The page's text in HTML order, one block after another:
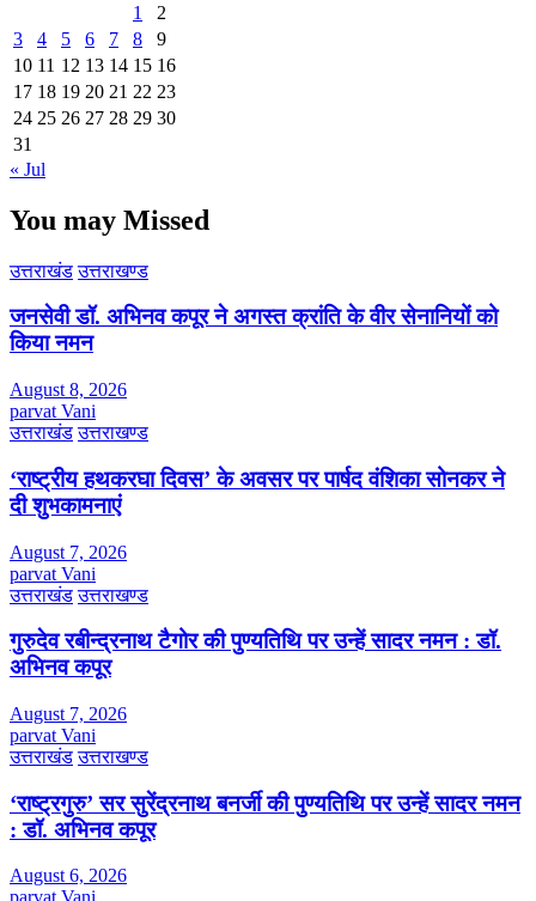
1
2
3
4 5 6 7 8
9
10 11 12 13 14 15 16
17 18 19 20 21 22 23
24 25 26 27 28 29 30
31
« Jul
You may Missed
उत्तराखंड उत्तराखण्ड
जनसेवी डॉ. अभिनव कपूर ने अगस्त क्रांति के वीर सेनानियों को
किया नमन
August 8, 2026
parvat Vani
उत्तराखंड उत्तराखण्ड
‘राष्ट्रीय हथकरघा दिवस’ के अवसर पर पार्षद वंशिका सोनकर ने
दी शुभकामनाएं
August 7, 2026
parvat Vani
उत्तराखंड उत्तराखण्ड
गुरुदेव रबीन्द्रनाथ टैगोर की पुण्यतिथि पर उन्हें सादर नमन : डॉ.
अभिनव कपूर
August 7, 2026
parvat Vani
उत्तराखंड उत्तराखण्ड
‘राष्ट्रगुरु’ सर सुरेंद्रनाथ बनर्जी की पुण्यतिथि पर उन्हें सादर नमन
: डॉ. अभिनव कपूर
August 6, 2026